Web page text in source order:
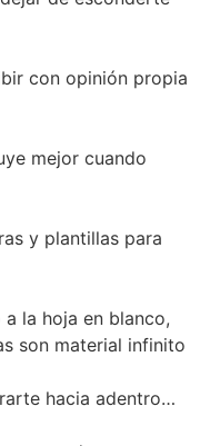
con opinión propia
mejor cuando
y plantillas para
la hoja en blanco,
son material infinito
hacia adentro…